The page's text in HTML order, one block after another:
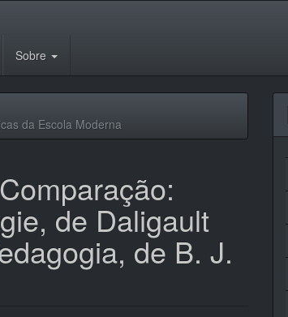
Sobre
da Escola Moderna
de Daligault
de B. J.